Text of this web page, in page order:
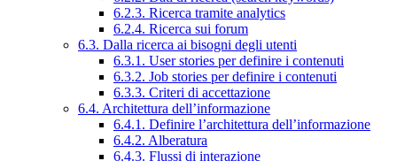
6.2.3. Ricerca tramite analytics
6.2.4. Ricerca sui forum
6.3. Dalla ricerca ai bisogni degli utenti
6.3.1. User stories per definire i contenuti
6.3.2. Job stories per definire i contenuti
6.3.3. Criteri di accettazione
6.4. Architettura dell’informazione
6.4.1. Definire l’architettura dell’informazione
6.4.2. Alberatura
6.4.3. Flussi di interazione